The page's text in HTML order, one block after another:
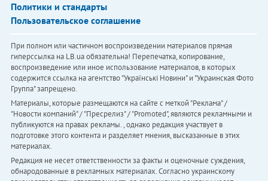
Политики и стандарты
Пользовательское соглашение
При полном или частичном воспроизведении материалов прямая
гиперссылка на LB.ua обязательна! Перепечатка, копирование,
воспроизведение или иное использование материалов, в которых
содержится ссылка на агентство "Українськi Новини" и "Украинская Фото
Группа" запрещено.
Материалы, которые размещаются на сайте с меткой "Реклама" /
"Новости компаний" / "Пресрелиз" / "Promoted", являются рекламными и
публикуются на правах рекламы. , однако редакция участвует в
подготовке этого контента и разделяет мнения, высказанные в этих
материалах.
Редакция не несет ответственности за факты и оценочные суждения,
обнародованные в рекламных материалах. Согласно украинскому